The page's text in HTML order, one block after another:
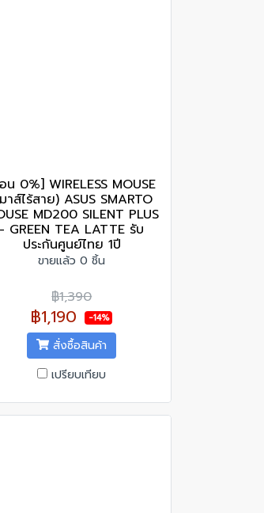
น 0%] WIRELESS MOUSE
าส์ไร้สาย) ASUS SMARTO
MD200 SILENT PLUS
- GREEN TEA LATTE รับ
ประกันศูนย์ไทย 1ปี
ขายแล้ว 0 ชิ้น
฿1,390
฿1,190 -14%
สั่งซื้อสินค้า
เปรียบเทียบ